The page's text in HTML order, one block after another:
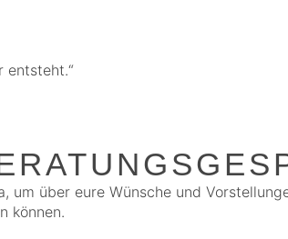
entsteht.“
um über eure Wünsche und
können.